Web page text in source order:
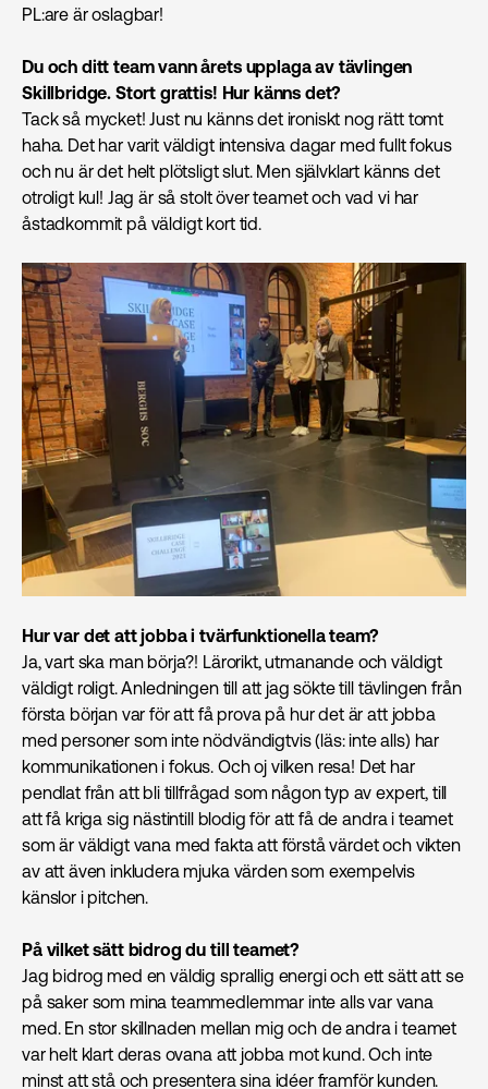
PL:are är oslagbar!
Du och ditt team vann årets upplaga av tävlingen
Skillbridge. Stort grattis! Hur känns det?
Tack så mycket! Just nu känns det ironiskt nog rätt tomt
haha. Det har varit väldigt intensiva dagar med fullt fokus
och nu är det helt plötsligt slut. Men självklart känns det
otroligt kul! Jag är så stolt över teamet och vad vi har
åstadkommit på väldigt kort tid.
Hur var det att jobba i tvärfunktionella team?
Ja, vart ska man börja?! Lärorikt, utmanande och väldigt
väldigt roligt. Anledningen till att jag sökte till tävlingen från
första början var för att få prova på hur det är att jobba
med personer som inte nödvändigtvis (läs: inte alls) har
kommunikationen i fokus. Och oj vilken resa! Det har
pendlat från att bli tillfrågad som någon typ av expert, till
att få kriga sig nästintill blodig för att få de andra i teamet
som är väldigt vana med fakta att förstå värdet och vikten
av att även inkludera mjuka värden som exempelvis
känslor i pitchen.
På vilket sätt bidrog du till teamet?
Jag bidrog med en väldig sprallig energi och ett sätt att se
på saker som mina teammedlemmar inte alls var vana
med. En stor skillnaden mellan mig och de andra i teamet
var helt klart deras ovana att jobba mot kund. Och inte
minst att stå och presentera sina idéer framför kunden.